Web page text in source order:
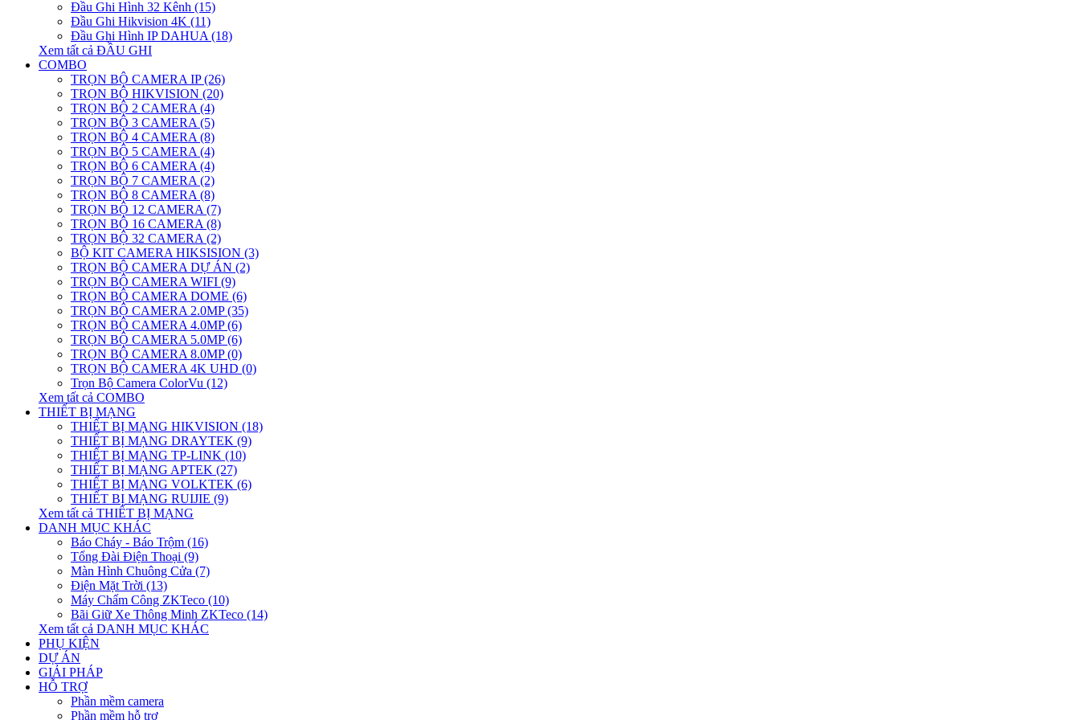
Đầu Ghi Hình 32 Kênh (15)
Đầu Ghi Hikvision 4K (11)
Đầu Ghi Hình IP DAHUA (18)
Xem tất cả ĐẦU GHI
COMBO
TRỌN BỘ CAMERA IP (26)
TRỌN BỘ HIKVISION (20)
TRỌN BỘ 2 CAMERA (4)
TRỌN BỘ 3 CAMERA (5)
TRỌN BỘ 4 CAMERA (8)
TRỌN BỘ 5 CAMERA (4)
TRỌN BỘ 6 CAMERA (4)
TRỌN BỘ 7 CAMERA (2)
TRỌN BỘ 8 CAMERA (8)
TRỌN BỘ 12 CAMERA (7)
TRỌN BỘ 16 CAMERA (8)
TRỌN BỘ 32 CAMERA (2)
BỘ KIT CAMERA HIKSISION (3)
TRỌN BỘ CAMERA DỰ ÁN (2)
TRỌN BỘ CAMERA WIFI (9)
TRỌN BỘ CAMERA DOME (6)
TRỌN BỘ CAMERA 2.0MP (35)
TRỌN BỘ CAMERA 4.0MP (6)
TRỌN BỘ CAMERA 5.0MP (6)
TRỌN BỘ CAMERA 8.0MP (0)
TRỌN BỘ CAMERA 4K UHD (0)
Trọn Bộ Camera ColorVu (12)
Xem tất cả COMBO
THIẾT BỊ MẠNG
THIẾT BỊ MẠNG HIKVISION (18)
THIẾT BỊ MẠNG DRAYTEK (9)
THIẾT BỊ MẠNG TP-LINK (10)
THIẾT BỊ MẠNG APTEK (27)
THIẾT BỊ MẠNG VOLKTEK (6)
THIẾT BỊ MẠNG RUIJIE (9)
Xem tất cả THIẾT BỊ MẠNG
DANH MỤC KHÁC
Báo Cháy - Báo Trộm (16)
Tổng Đài Điện Thoại (9)
Màn Hình Chuông Cửa (7)
Điện Mặt Trời (13)
Máy Chấm Công ZKTeco (10)
Bãi Giữ Xe Thông Minh ZKTeco (14)
Xem tất cả DANH MỤC KHÁC
PHỤ KIỆN
DỰ ÁN
GIẢI PHÁP
HỖ TRỢ
Phần mềm camera
Phần mềm hỗ trợ